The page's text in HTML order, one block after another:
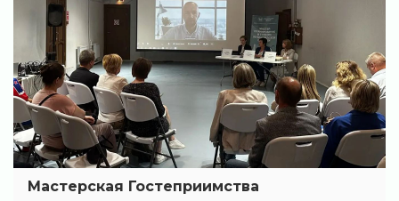
Мастерская Гостеприимства